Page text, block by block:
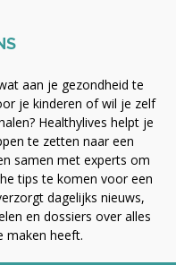
aan je gezondheid te
je kinderen of wil je zelf
Healthylives helpt je
te zetten naar een
samen met experts om
tips te komen voor een
dagelijks nieuws,
en dossiers over alles
maken heeft.